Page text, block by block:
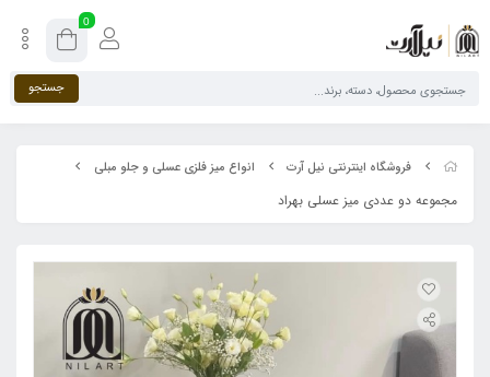
0
جستجو
فروشگاه اینترنتی نیل آرت انواع میز فلزی عسلی و جلو مبلی
مجموعه دو عددی میز عسلی بهراد